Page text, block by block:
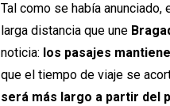
Tal como se había
larga distancia que une
noticia: los pasajes
que el tiempo de viaje se
será más largo a partir del